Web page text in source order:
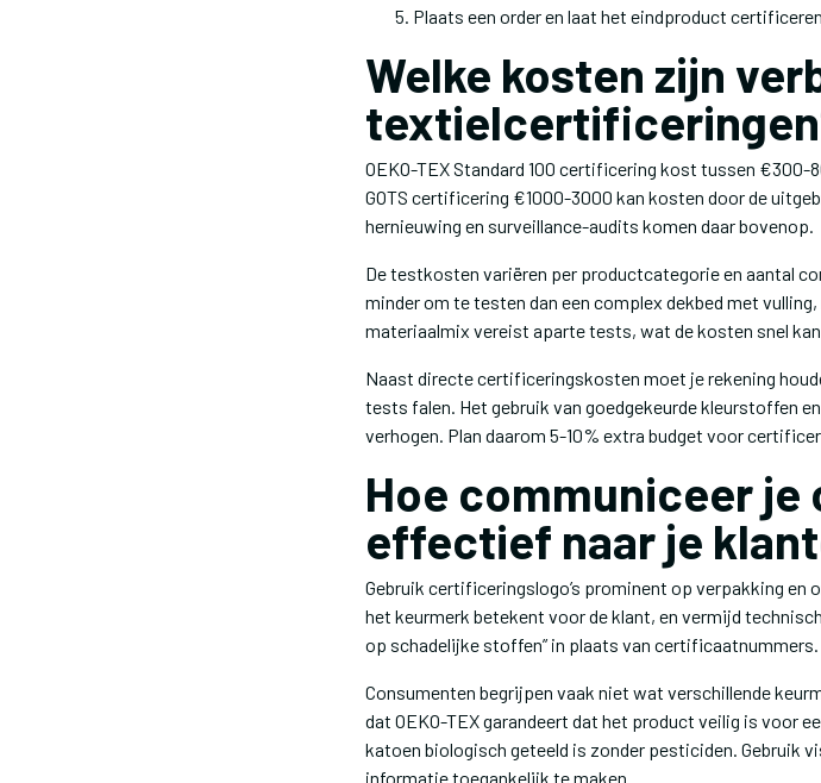
Plaats een order en laat het eindproduct
Welke kosten zijn
OEKO-TEX Standard 100 certificering kost tussen
GOTS certificering €1000-3000 kan kosten door de
hernieuwing en surveillance-audits komen daar bovenop.
De testkosten variëren per productcategorie en aantal
minder om te testen dan een complex dekbed met
materiaalmix vereist aparte tests, wat de kosten snel
Naast directe certificeringskosten moet je rekening
tests falen. Het gebruik van goedgekeurde kleurstoffen
verhogen. Plan daarom 5-10% extra budget voor
Hoe communiceer
effectief naar je
Gebruik certificeringslogo’s prominent op verpakking en
het keurmerk betekent voor de klant, en vermijd
op schadelijke stoffen” in plaats van certificaatnummers.
Consumenten begrijpen vaak niet wat verschillende
dat OEKO-TEX garandeert dat het product veilig is voor
katoen biologisch geteeld is zonder pesticiden. Gebruik
informatie toegankelijk te maken.